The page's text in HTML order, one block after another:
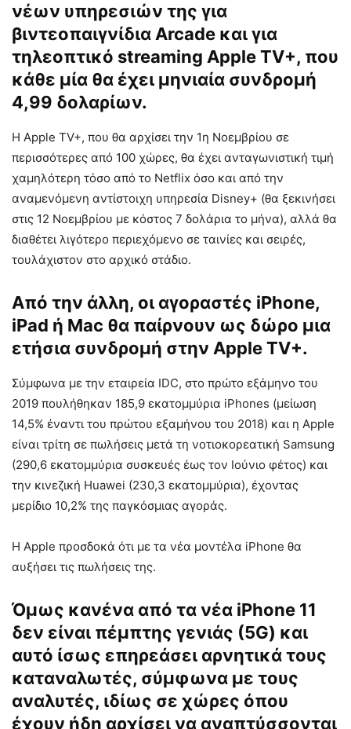
νέων υπηρεσιών της για
βιντεοπαιγνίδια Arcade και για
τηλεοπτικό streaming Apple TV+, που
κάθε μία θα έχει μηνιαία συνδρομή
4,99 δολαρίων.
Η Apple TV+, που θα αρχίσει την 1η Νοεμβρίου σε
περισσότερες από 100 χώρες, θα έχει ανταγωνιστική τιμή
χαμηλότερη τόσο από το Netflix όσο και από την
αναμενόμενη αντίστοιχη υπηρεσία Disney+ (θα ξεκινήσει
στις 12 Νοεμβρίου με κόστος 7 δολάρια το μήνα), αλλά θα
διαθέτει λιγότερο περιεχόμενο σε ταινίες και σειρές,
τουλάχιστον στο αρχικό στάδιο.
Από την άλλη, οι αγοραστές iPhone,
iPad ή Mac θα παίρνουν ως δώρο μια
ετήσια συνδρομή στην Apple TV+.
Σύμφωνα με την εταιρεία IDC, στο πρώτο εξάμηνο του
2019 πουλήθηκαν 185,9 εκατομμύρια iPhones (μείωση
14,5% έναντι του πρώτου εξαμήνου του 2018) και η Apple
είναι τρίτη σε πωλήσεις μετά τη νοτιοκορεατική Samsung
(290,6 εκατομμύρια συσκευές έως τον Ιούνιο φέτος) και
την κινεζική Huawei (230,3 εκατομμύρια), έχοντας
μερίδιο 10,2% της παγκόσμιας αγοράς.
H Apple προσδοκά ότι με τα νέα μοντέλα iPhone θα
αυξήσει τις πωλήσεις της.
Όμως κανένα από τα νέα iPhone 11
δεν είναι πέμπτης γενιάς (5G) και
αυτό ίσως επηρεάσει αρνητικά τους
καταναλωτές, σύμφωνα με τους
αναλυτές, ιδίως σε χώρες όπου
έχουν ήδη αρχίσει να αναπτύσσονται